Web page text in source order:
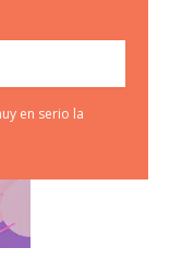
en serio la